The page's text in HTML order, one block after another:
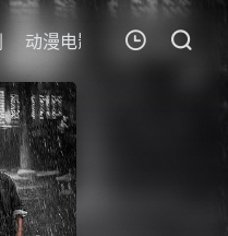
动漫电影 短剧 今日